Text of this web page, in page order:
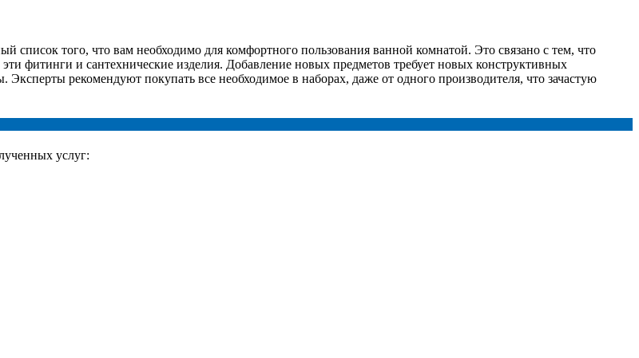
список того, что вам необходимо для комфортного пользования ванной комнатой. Это связано с тем, что
фитинги и сантехнические изделия. Добавление новых предметов требует новых конструктивных
рекомендуют покупать все необходимое в наборах, даже от одного производителя, что зачастую
услуг: